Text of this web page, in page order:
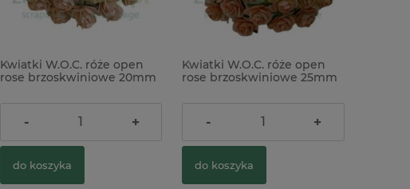
Kwiatki W.O.C. róże open
rose brzoskwiniowe 20mm
16,90 zł
- +
do koszyka
Kwiatki W.O.C. róże open
rose brzoskwiniowe 25mm
19,91 zł
- +
do koszyka